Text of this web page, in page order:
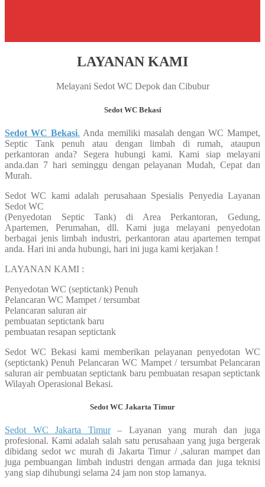
LAYANAN KAMI
Melayani Sedot WC Depok dan Cibubur
Sedot WC Bekasi
Sedot WC Bekasi. Anda memiliki masalah dengan WC Mampet,
Septic Tank penuh atau dengan limbah di rumah, ataupun
perkantoran anda? Segera hubungi kami. Kami siap melayani
anda.dan 7 hari seminggu dengan pelayanan Mudah, Cepat dan
Murah.
Sedot WC kami adalah perusahaan Spesialis Penyedia Layanan
Sedot WC
(Penyedotan Septic Tank) di Area Perkantoran, Gedung,
Apartemen, Perumahan, dll. Kami juga melayani penyedotan
berbagai jenis limbah industri, perkantoran atau apartemen tempat
anda. Hari ini anda hubungi, hari ini juga kami kerjakan !
LAYANAN KAMI :
Penyedotan WC (septictank) Penuh
Pelancaran WC Mampet / tersumbat
Pelancaran saluran air
pembuatan septictank baru
pembuatan resapan septictank
Sedot WC Bekasi kami memberikan pelayanan penyedotan WC
(septictank) Penuh Pelancaran WC Mampet / tersumbat Pelancaran
saluran air pembuatan septictank baru pembuatan resapan septictank
Wilayah Operasional Bekasi.
Sedot WC Jakarta Timur
Sedot WC Jakarta Timur– Layanan yang murah dan juga
profesional. Kami adalah salah satu perusahaan yang juga bergerak
dibidang sedot wc murah di Jakarta Timur / ,saluran mampet dan
juga pembuangan limbah industri dengan armada dan juga teknisi
yang siap dihubungi selama 24 jam non stop lamanya.